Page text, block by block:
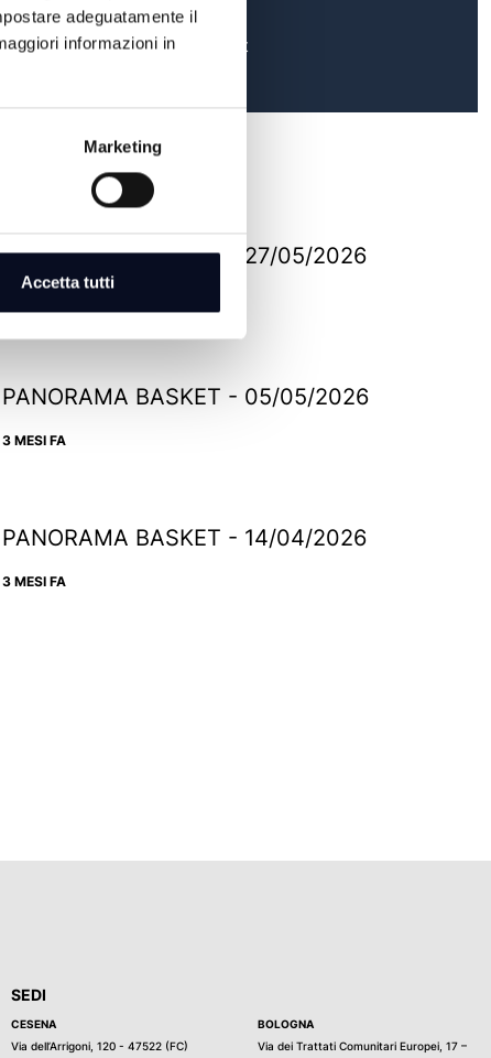
adeguatamente il
informazioni in
Marketing
Accetta tutti
ig.com/panoramabasket
PANORAMA BASKET - 27/05/2026
PANORAMA BASKET - 05/05/2026
3 MESI FA
PANORAMA BASKET - 14/04/2026
3 MESI FA
SEDI
CESENA
Via dell’Arrigoni, 120 - 47522 (FC)
BOLOGNA
Via dei Trattati Comunitari Europei, 17 –